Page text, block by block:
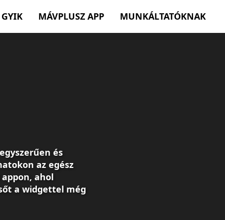
GYIK MÁVPLUSZ APP MUNKÁLTATÓKNAK
és
az egész
ahol
a widgettel még